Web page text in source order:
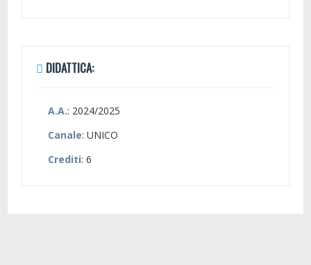
DIDATTICA:
A.A.: 2024/2025
Canale: UNICO
Crediti: 6